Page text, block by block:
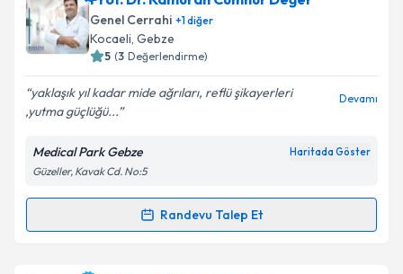
bilgilendireceğiz.
E-posta Adresiniz
Metni'ni okudum ve kişisel verilerimin belirtilen
kapsamda işlenmesini kabul ediyorum.
Takvim Talebini Gönder
Genel Cerrahi +1diğer
Kocaeli, Gebze
5 (3 Değerlendirme)
yaklaşık yıl kadar mide ağrıları, reflü şikayerleri
,yutma güçlüğü...
Devamı
Medical Park Gebze Haritada Göster
Güzeller, Kavak Cd. No:5
Randevu Talep Et
Randevu Takvimi Talebi